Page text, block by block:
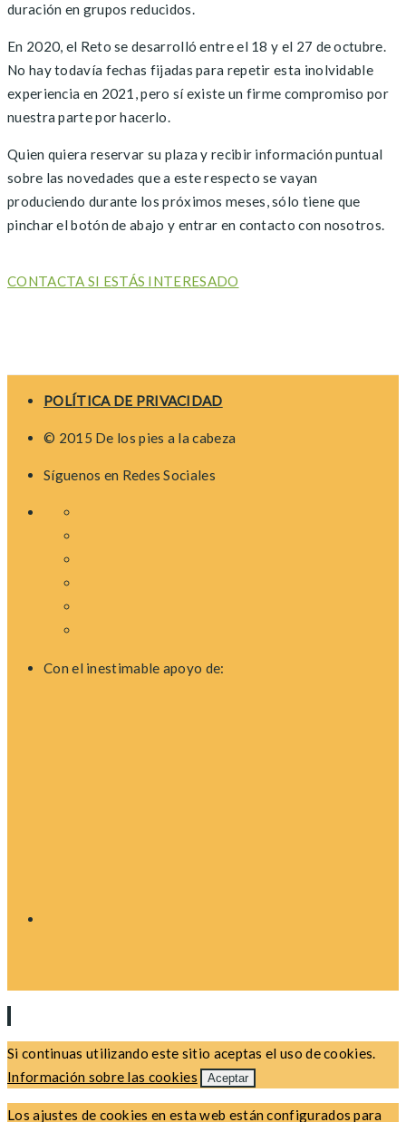
duración en grupos reducidos.
En 2020, el Reto se desarrolló entre el 18 y el 27 de octubre.
No hay todavía fechas fijadas para repetir esta inolvidable
experiencia en 2021, pero sí existe un firme compromiso por
nuestra parte por hacerlo.
Quien quiera reservar su plaza y recibir información puntual
sobre las novedades que a este respecto se vayan
produciendo durante los próximos meses, sólo tiene que
pinchar el botón de abajo y entrar en contacto con nosotros.
CONTACTA SI ESTÁS INTERESADO
POLÍTICA DE PRIVACIDAD
© 2015 De los pies a la cabeza
Síguenos en Redes Sociales
Con el inestimable apoyo de:
Si continuas utilizando este sitio aceptas el uso de cookies.
Información sobre las cookies
Aceptar
Los ajustes de cookies en esta web están configurados para